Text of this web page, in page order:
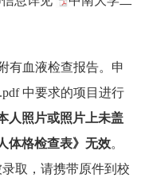
有血液检查报告。申
中要求的项目进行
人照片或照片上未盖
体格检查表》无效。
取，请携带原件到校